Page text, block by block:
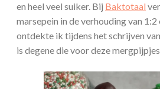
en heel veel suiker. Bij Baktotaal
marsepein in de verhouding van 1:2
ontdekte ik tijdens het schrijven
is degene die voor deze